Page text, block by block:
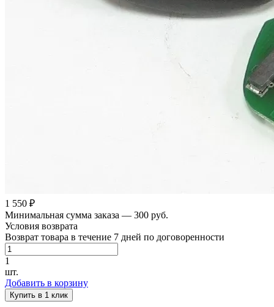
1 550 ₽
Минимальная сумма заказа — 300 руб.
Условия возврата
Возврат товара в течение 7 дней по договоренности
1
шт.
Добавить в корзину
Купить в 1 клик